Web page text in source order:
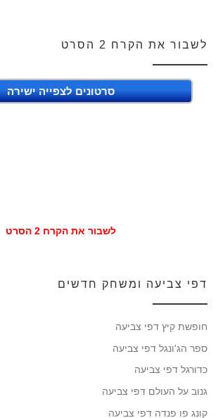
לשבור את הקרח 2 הסרט
סרטונים לצפייה ישירה
לשבור את הקרח 2 הסרט
דפי צביעה ומשחק חדשים
חופשת קיץ דפי צביעה
ספר הג'ונגל דפי צביעה
כדורגל דפי צביעה
גנוב על העולם דפי צביעה
קונג פו פנדה דפי צביעה